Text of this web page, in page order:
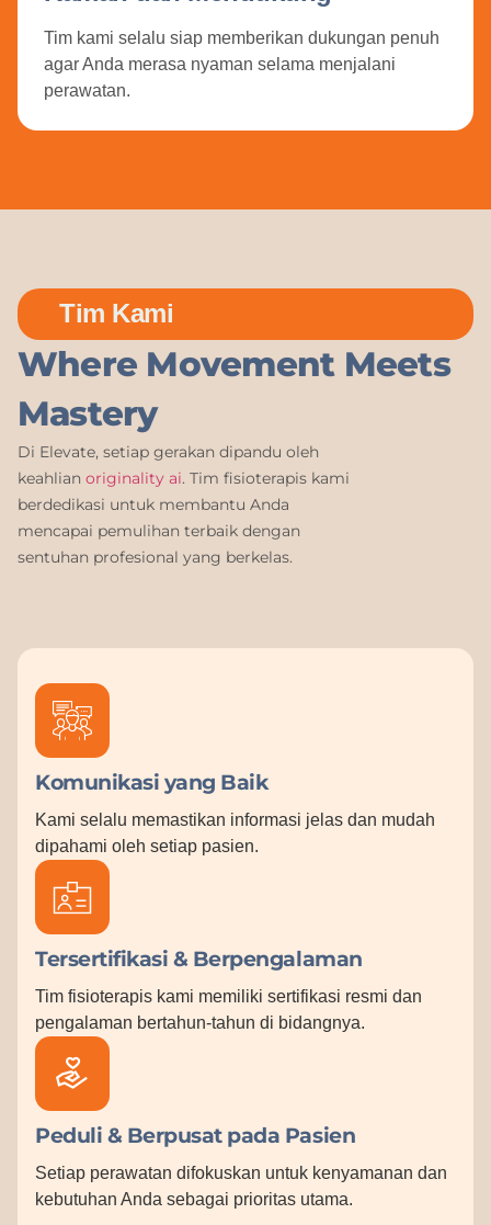
Tim kami selalu siap memberikan dukungan penuh
agar Anda merasa nyaman selama menjalani
perawatan.
Tim Kami
Where Movement Meets
Mastery
Di Elevate, setiap gerakan dipandu oleh
keahlian originality ai. Tim fisioterapis kami
berdedikasi untuk membantu Anda
mencapai pemulihan terbaik dengan
sentuhan profesional yang berkelas.
Komunikasi yang Baik
Kami selalu memastikan informasi jelas dan mudah
dipahami oleh setiap pasien.
Tersertifikasi & Berpengalaman
Tim fisioterapis kami memiliki sertifikasi resmi dan
pengalaman bertahun-tahun di bidangnya.
Peduli & Berpusat pada Pasien
Setiap perawatan difokuskan untuk kenyamanan dan
kebutuhan Anda sebagai prioritas utama.